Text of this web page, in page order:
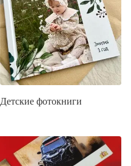
Детские фотокниги